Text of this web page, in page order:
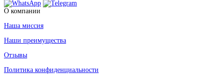
О компании
Наша миссия
Наши преимущества
Отзывы
Политика конфиденциальности